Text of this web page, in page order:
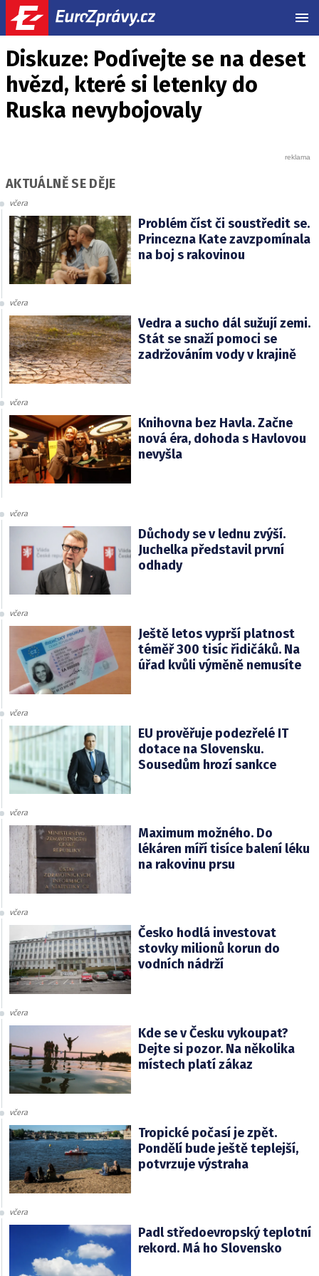
Diskuze: Podívejte se na deset
hvězd, které si letenky do
Ruska nevybojovaly
AKTUÁLNĚ SE DĚJE
včera
Problém číst či soustředit se.
Princezna Kate zavzpomínala
na boj s rakovinou
včera
Vedra a sucho dál sužují zemi.
Stát se snaží pomoci se
zadržováním vody v krajině
včera
Knihovna bez Havla. Začne
nová éra, dohoda s Havlovou
nevyšla
včera
Důchody se v lednu zvýší.
Juchelka představil první
odhady
včera
Ještě letos vyprší platnost
téměř 300 tisíc řidičáků. Na
úřad kvůli výměně nemusíte
včera
EU prověřuje podezřelé IT
dotace na Slovensku.
Sousedům hrozí sankce
včera
Maximum možného. Do
lékáren míří tisíce balení léku
na rakovinu prsu
včera
Česko hodlá investovat
stovky milionů korun do
vodních nádrží
včera
Kde se v Česku vykoupat?
Dejte si pozor. Na několika
místech platí zákaz
včera
Tropické počasí je zpět.
Pondělí bude ještě teplejší,
potvrzuje výstraha
včera
Padl středoevropský teplotní
rekord. Má ho Slovensko